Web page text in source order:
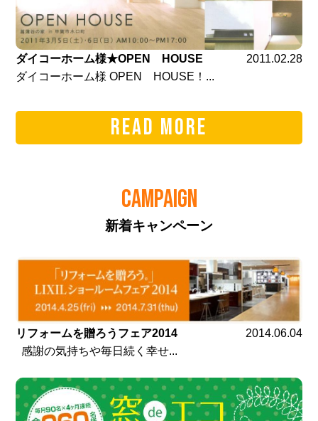
ダイコーホーム様★OPEN HOUSE
2011.02.28
ダイコーホーム様 OPEN HOUSE！...
READ MORE
CAMPAIGN
新着キャンペーン
リフォームを贈ろうフェア2014
2014.06.04
感謝の気持ちや毎日続く幸せ...